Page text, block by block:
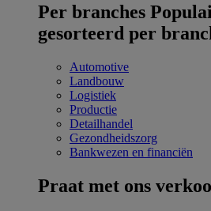
Per branches
gesorteerd per
Automotive
Landbouw
Logistiek
Productie
Detailhandel
Gezondheidszorg
Bankwezen en financiën
Praat met ons